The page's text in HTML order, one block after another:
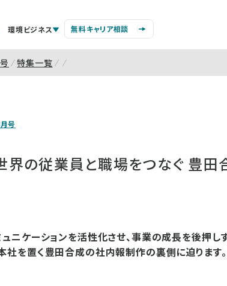
環境ビジネス 無料キャリア相談
特集一覧
号
界の従業員と職場をつなぐ 豊田
ニケーションを活性化させ、事業の成長を後押し
社を置く豊田合成の社内報制作の裏側に迫ります。